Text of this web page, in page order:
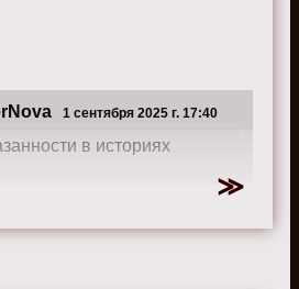
1 сентября 2025 г. 17:40
в историях